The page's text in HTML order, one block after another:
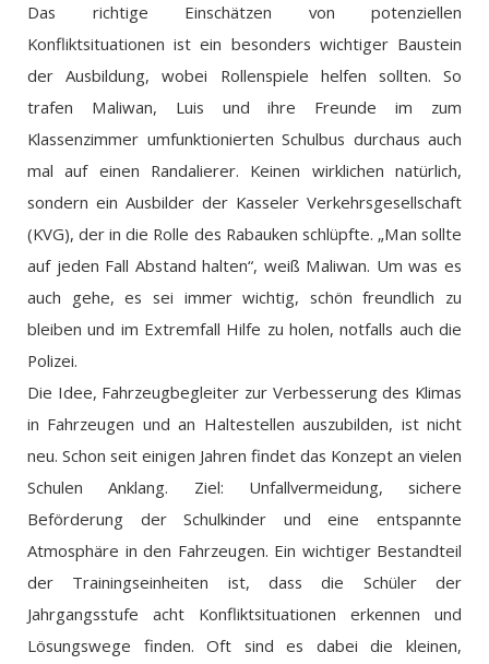
Das richtige Einschätzen von potenziellen
Konfliktsituationen ist ein besonders wichtiger Baustein
der Ausbildung, wobei Rollenspiele helfen sollten. So
trafen Maliwan, Luis und ihre Freunde im zum
Klassenzimmer umfunktionierten Schulbus durchaus auch
mal auf einen Randalierer. Keinen wirklichen natürlich,
sondern ein Ausbilder der Kasseler Verkehrsgesellschaft
(KVG), der in die Rolle des Rabauken schlüpfte. „Man sollte
auf jeden Fall Abstand halten“, weiß Maliwan. Um was es
auch gehe, es sei immer wichtig, schön freundlich zu
bleiben und im Extremfall Hilfe zu holen, notfalls auch die
Polizei.
Die Idee, Fahrzeugbegleiter zur Verbesserung des Klimas
in Fahrzeugen und an Haltestellen auszubilden, ist nicht
neu. Schon seit einigen Jahren findet das Konzept an vielen
Schulen Anklang. Ziel: Unfallvermeidung, sichere
Beförderung der Schulkinder und eine entspannte
Atmosphäre in den Fahrzeugen. Ein wichtiger Bestandteil
der Trainingseinheiten ist, dass die Schüler der
Jahrgangsstufe acht Konfliktsituationen erkennen und
Lösungswege finden. Oft sind es dabei die kleinen,